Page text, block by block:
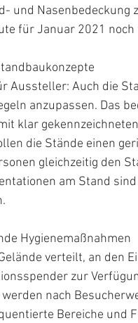
und Nasenbedeckung
für Januar 2021
Aussteller: Auch die
anzupassen. Das
klar
die Stände einen
gleichzeitig den
am Stand
Hygienemaßnahmen
verteilt, an den
zur
werden nach
Bereiche und